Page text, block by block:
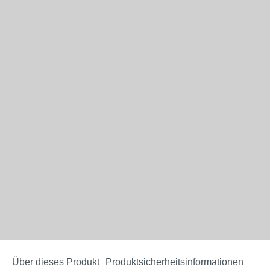
Über dieses Produkt Produktsicherheitsinformationen